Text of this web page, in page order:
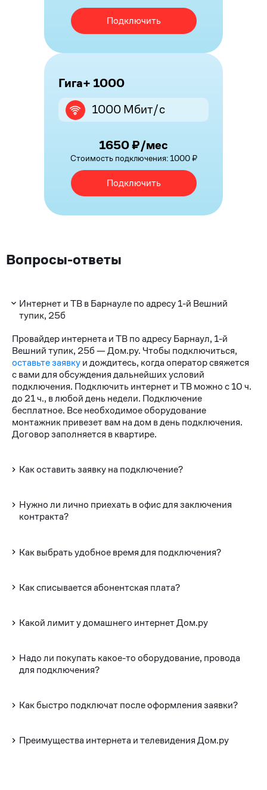
Подключить
Гига+ 1000
1000 Мбит/с
1650 ₽/мес
Стоимость подключения: 1000 ₽
Подключить
Вопросы-ответы
Интернет и ТВ в Барнауле по адресу 1-й Вешний
тупик, 25б
Провайдер интернета и ТВ по адресу Барнаул, 1-й
Вешний тупик, 25б — Дом.ру. Чтобы подключиться,
оставьте заявкуи дождитесь, когда оператор свяжется
с вами для обсуждения дальнейших условий
подключения. Подключить интернет и ТВ можно с 10 ч.
до 21 ч., в любой день недели. Подключение
бесплатное. Все необходимое оборудование
монтажник привезет вам на дом в день подключения.
Договор заполняется в квартире.
Как оставить заявку на подключение?
Нужно ли лично приехать в офис для заключения
контракта?
Как выбрать удобное время для подключения?
Как списывается абонентская плата?
Какой лимит у домашнего интернет Дом.ру
Надо ли покупать какое-то оборудование, провода
для подключения?
Как быстро подключат после оформления заявки?
Преимущества интернета и телевидения Дом.ру